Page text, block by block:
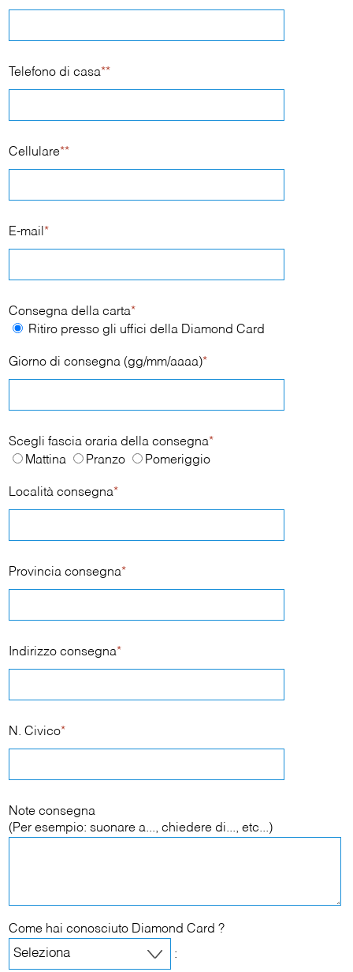
Telefono di casa**
Cellulare**
E-mail *
Consegna della carta*
Ritiro presso gli uffici della Diamond Card
Giorno di consegna (gg/mm/aaaa)*
Scegli fascia oraria della consegna*
Mattina
Pranzo Pomeriggio
Località consegna*
Provincia consegna*
Indirizzo consegna*
N. Civico*
Note consegna
(Per esempio: suonare a..., chiedere di..., etc...)
Come hai conosciuto Diamond Card ?
: